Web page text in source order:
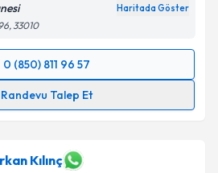
Haritada Göster
33010
0 (850) 811 96 57
Randevu Talep Et
Talebi
e-posta ile bilgilendireceğiz.
Kılınç